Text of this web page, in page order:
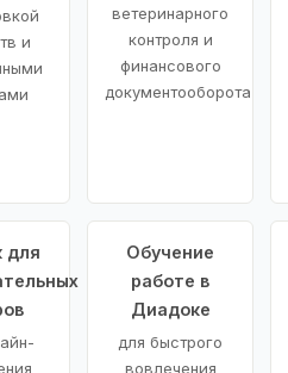
и
ветеринарного
контроля и
финансового
документооборота
для
Обучение
работе в
Диадоке
для быстрого
вовлечения